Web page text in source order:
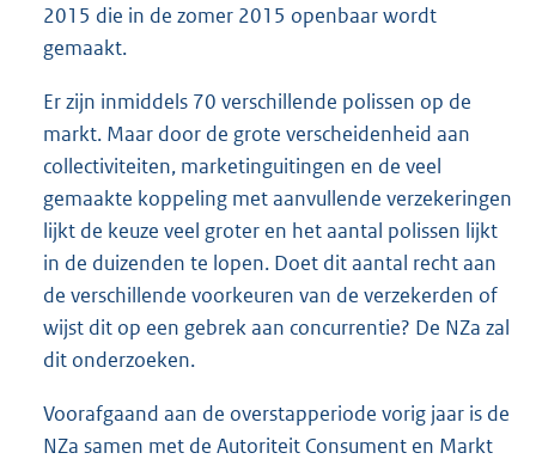
2015 die in de zomer 2015 openbaar wordt
gemaakt.
Er zijn inmiddels 70 verschillende polissen op de
markt. Maar door de grote verscheidenheid aan
collectiviteiten, marketinguitingen en de veel
gemaakte koppeling met aanvullende verzekeringen
lijkt de keuze veel groter en het aantal polissen lijkt
in de duizenden te lopen. Doet dit aantal recht aan
de verschillende voorkeuren van de verzekerden of
wijst dit op een gebrek aan concurrentie? De NZa zal
dit onderzoeken.
Voorafgaand aan de overstapperiode vorig jaar is de
NZa samen met de Autoriteit Consument en Markt